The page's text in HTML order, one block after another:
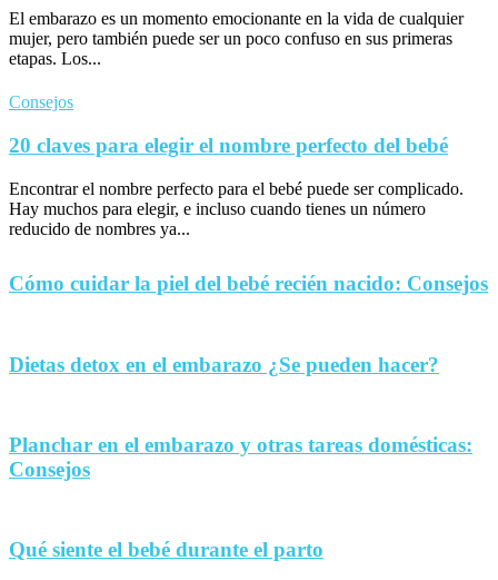
El embarazo es un momento emocionante en la vida de cualquier
mujer, pero también puede ser un poco confuso en sus primeras
etapas. Los...
Consejos
20 claves para elegir el nombre perfecto del bebé
Encontrar el nombre perfecto para el bebé puede ser complicado.
Hay muchos para elegir, e incluso cuando tienes un número
reducido de nombres ya...
Cómo cuidar la piel del bebé recién nacido: Consejos
Dietas detox en el embarazo ¿Se pueden hacer?
Planchar en el embarazo y otras tareas domésticas:
Consejos
Qué siente el bebé durante el parto